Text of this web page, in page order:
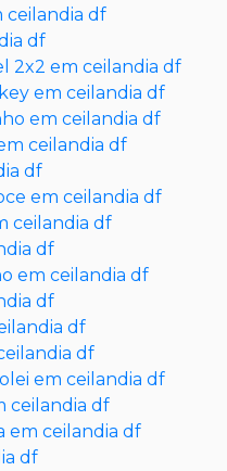
ceilandia df
df
2x2 em ceilandia df
em ceilandia df
em ceilandia df
ceilandia df
df
em ceilandia df
ceilandia df
df
em ceilandia df
df
df
df
em ceilandia df
ceilandia df
em ceilandia df
df